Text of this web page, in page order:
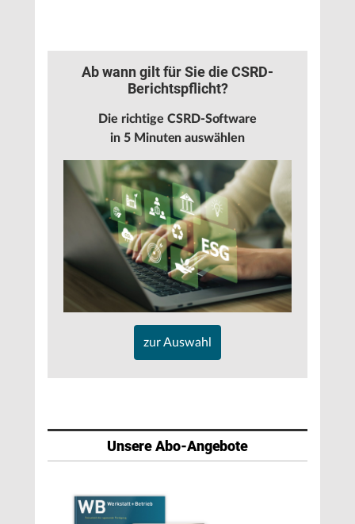
Ab wann gilt für Sie die CSRD-
Berichtspflicht?
Die richtige CSRD-Software
in 5 Minuten auswählen
zur Auswahl
Unsere Abo-Angebote